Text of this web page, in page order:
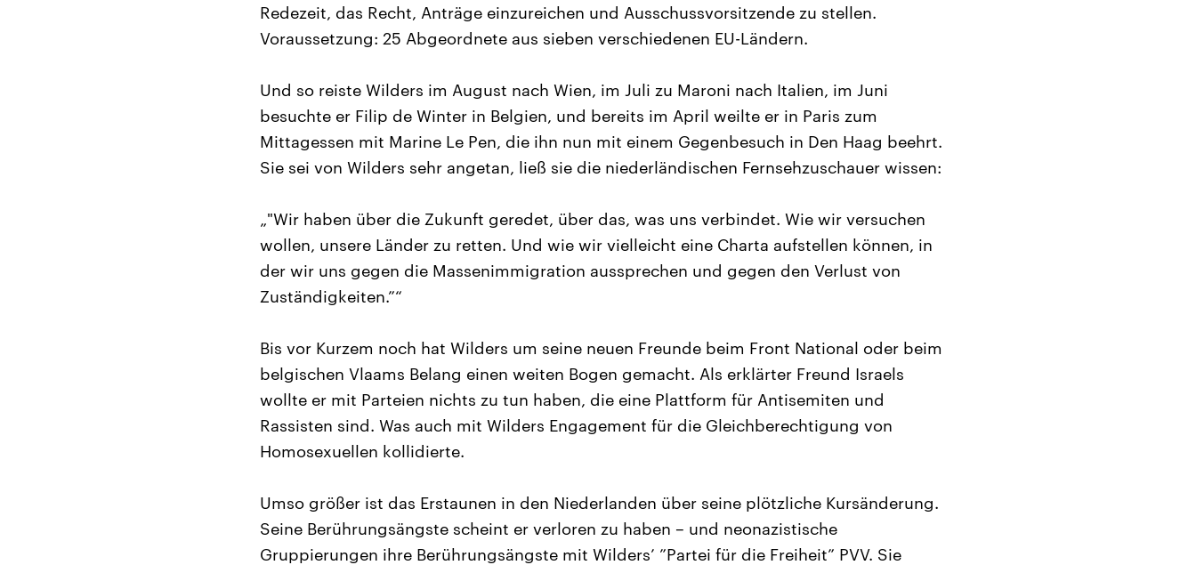
Redezeit, das Recht, Anträge einzureichen und Ausschussvorsitzende zu stellen.
Voraussetzung: 25 Abgeordnete aus sieben verschiedenen EU-Ländern.
Und so reiste Wilders im August nach Wien, im Juli zu Maroni nach Italien, im Juni
besuchte er Filip de Winter in Belgien, und bereits im April weilte er in Paris zum
Mittagessen mit Marine Le Pen, die ihn nun mit einem Gegenbesuch in Den Haag beehrt.
Sie sei von Wilders sehr angetan, ließ sie die niederländischen Fernsehzuschauer wissen:
„"Wir haben über die Zukunft geredet, über das, was uns verbindet. Wie wir versuchen
wollen, unsere Länder zu retten. Und wie wir vielleicht eine Charta aufstellen können, in
der wir uns gegen die Massenimmigration aussprechen und gegen den Verlust von
Zuständigkeiten.”“
Bis vor Kurzem noch hat Wilders um seine neuen Freunde beim Front National oder beim
belgischen Vlaams Belang einen weiten Bogen gemacht. Als erklärter Freund Israels
wollte er mit Parteien nichts zu tun haben, die eine Plattform für Antisemiten und
Rassisten sind. Was auch mit Wilders Engagement für die Gleichberechtigung von
Homosexuellen kollidierte.
Umso größer ist das Erstaunen in den Niederlanden über seine plötzliche Kursänderung.
Seine Berührungsängste scheint er verloren zu haben – und neonazistische
Gruppierungen ihre Berührungsängste mit Wilders’ ”Partei für die Freiheit” PVV. Sie